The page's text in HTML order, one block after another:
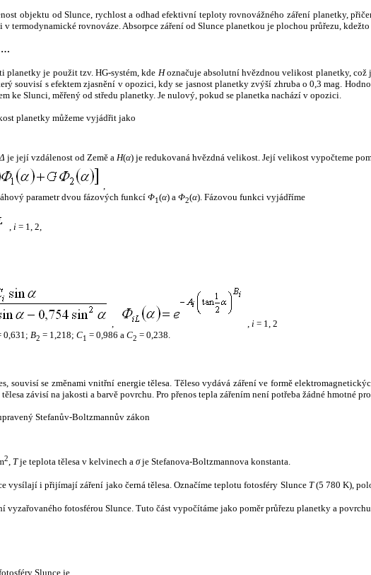
objektu od Slunce, rychlost a odhad efektivní teploty rovnovážného záření planetky,
termodynamické rovnováze. Absorpce záření od Slunce planetkou je plochou průřezu, kdežto
…
planetky je použit tzv. HG-systém, kde Hoznačuje absolutní hvězdnou velikost planetky, což
souvisí s efektem zjasnění v opozici, kdy se jasnost planetky zvýší zhruba o 0,3 mag.
ke Slunci, měřený od středu planetky. Je nulový, pokud se planetka nachází v opozici.
planetky můžeme vyjádřit jako
Δ je její vzdálenost od Země a H(α) je redukovaná hvězdná velikost. Její velikost vypočteme
,
parametr dvou fázových funkcí Φ1(α) a Φ2(α). Fázovou funkci vyjádříme
, i = 1, 2,
, , i = 1, 2
0,631; B2 = 1,218; C1 = 0,986 a C2 = 0,238.
souvisí se změnami vnitřní energie tělesa. Těleso vydává záření ve formě
závisí na jakosti a barvě povrchu. Pro přenos tepla zářením není potřeba žádné hmotné
Stefanův-Boltzmannův zákon
2, Tje teplota tělesa v kelvinech a σje Stefanova-Boltzmannova konstanta.
vysílají i přijímají záření jako černá tělesa. Označíme teplotu fotosféry Slunce T(5 780 K),
vyzařovaného fotosférou Slunce. Tuto část vypočítáme jako poměr průřezu planetky a
Slunce je